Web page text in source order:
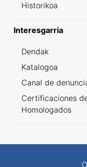
Historikoa
Interesgarria
Dendak
Katalogoa
Canal de
Certificaciones
Homologados